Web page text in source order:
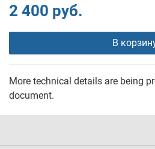
2 400 руб.
В
More technical details are being
document.